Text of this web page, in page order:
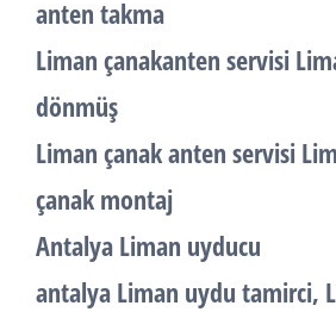
anten takma
Liman çanakanten servisi
dönmüş
Liman çanak anten servisi
çanak montaj
Antalya Liman uyducu
antalya Liman uydu tamirci,